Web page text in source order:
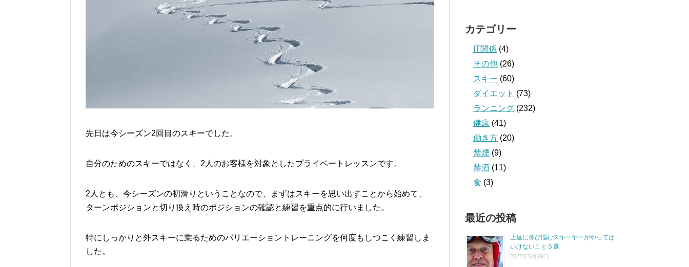
先日は今シーズン2回目のスキーでした。
自分のためのスキーではなく、2人のお客様を対象としたプライベートレッスンです。
2人とも、今シーズンの初滑りということなので、まずはスキーを思い出すことから始めて、
ターンポジションと切り換え時のポジションの確認と練習を重点的に行いました。
特にしっかりと外スキーに乗るためのバリエーショントレーニングを何度もしつこく練習しま
した。
カテゴリー
IT関係 (4)
その他 (26)
スキー (60)
ダイエット (73)
ランニング (232)
健康 (41)
働き方 (20)
禁煙 (9)
禁酒 (11)
食 (3)
最近の投稿
上達に伸び悩むスキーヤーがやっては
いけないこと５選
2022年5月29日